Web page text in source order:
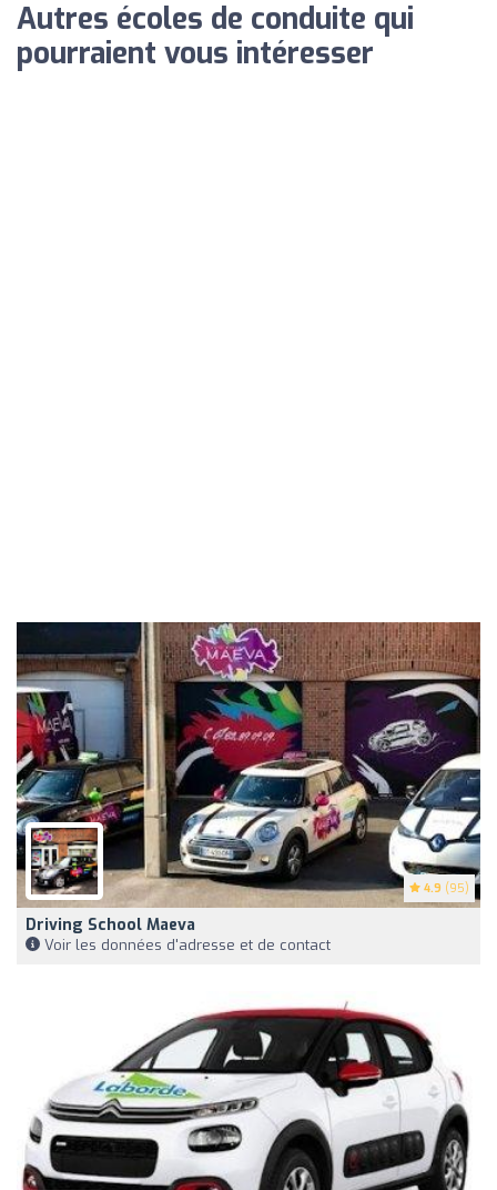
Autres écoles de conduite qui
pourraient vous intéresser
4.9 (95)
Driving School Maeva
Voir les données d'adresse et de contact